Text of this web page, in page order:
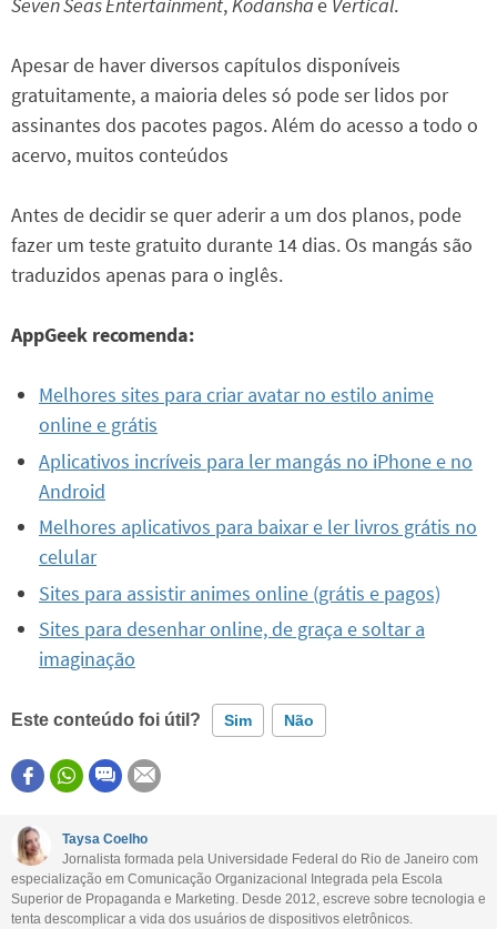
Seven Seas Entertainment,Kodanshae Vertical.
Apesar de haver diversos capítulos disponíveis
gratuitamente, a maioria deles só pode ser lidos por
assinantes dos pacotes pagos. Além do acesso a todo o
acervo, muitos conteúdos
Antes de decidir se quer aderir a um dos planos, pode
fazer um teste gratuito durante 14 dias. Os mangás são
traduzidos apenas para o inglês.
AppGeek recomenda:
Melhores sites para criar avatar no estilo anime
online e grátis
Aplicativos incríveis para ler mangás no iPhone e no
Android
Melhores aplicativos para baixar e ler livros grátis no
celular
Sites para assistir animes online (grátis e pagos)
Sites para desenhar online, de graça e soltar a
imaginação
Este conteúdo foi útil? Sim Não
Este conteúdo contém informação incorreta
Este conteúdo não tem a informação que procuro
Outro
Taysa Coelho
Jornalista formada pela Universidade Federal do Rio de Janeiro com
especialização em Comunicação Organizacional Integrada pela Escola
Superior de Propaganda e Marketing. Desde 2012, escreve sobre tecnologia e
tenta descomplicar a vida dos usuários de dispositivos eletrônicos.